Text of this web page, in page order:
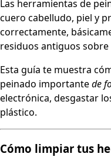
Las herramientas de
cuero cabelludo, piel y
correctamente,
residuos antiguos
Esta guía te muestra
peinado importantede
electrónica, desgastar
plástico.
Cómo limpiar tus